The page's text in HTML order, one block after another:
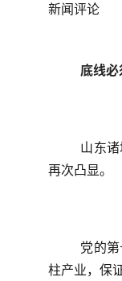
新闻评论
底线
山东
再次凸显。
党的
柱产业，保